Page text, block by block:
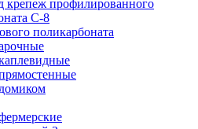
крепеж профилированного
С-8
поликарбоната